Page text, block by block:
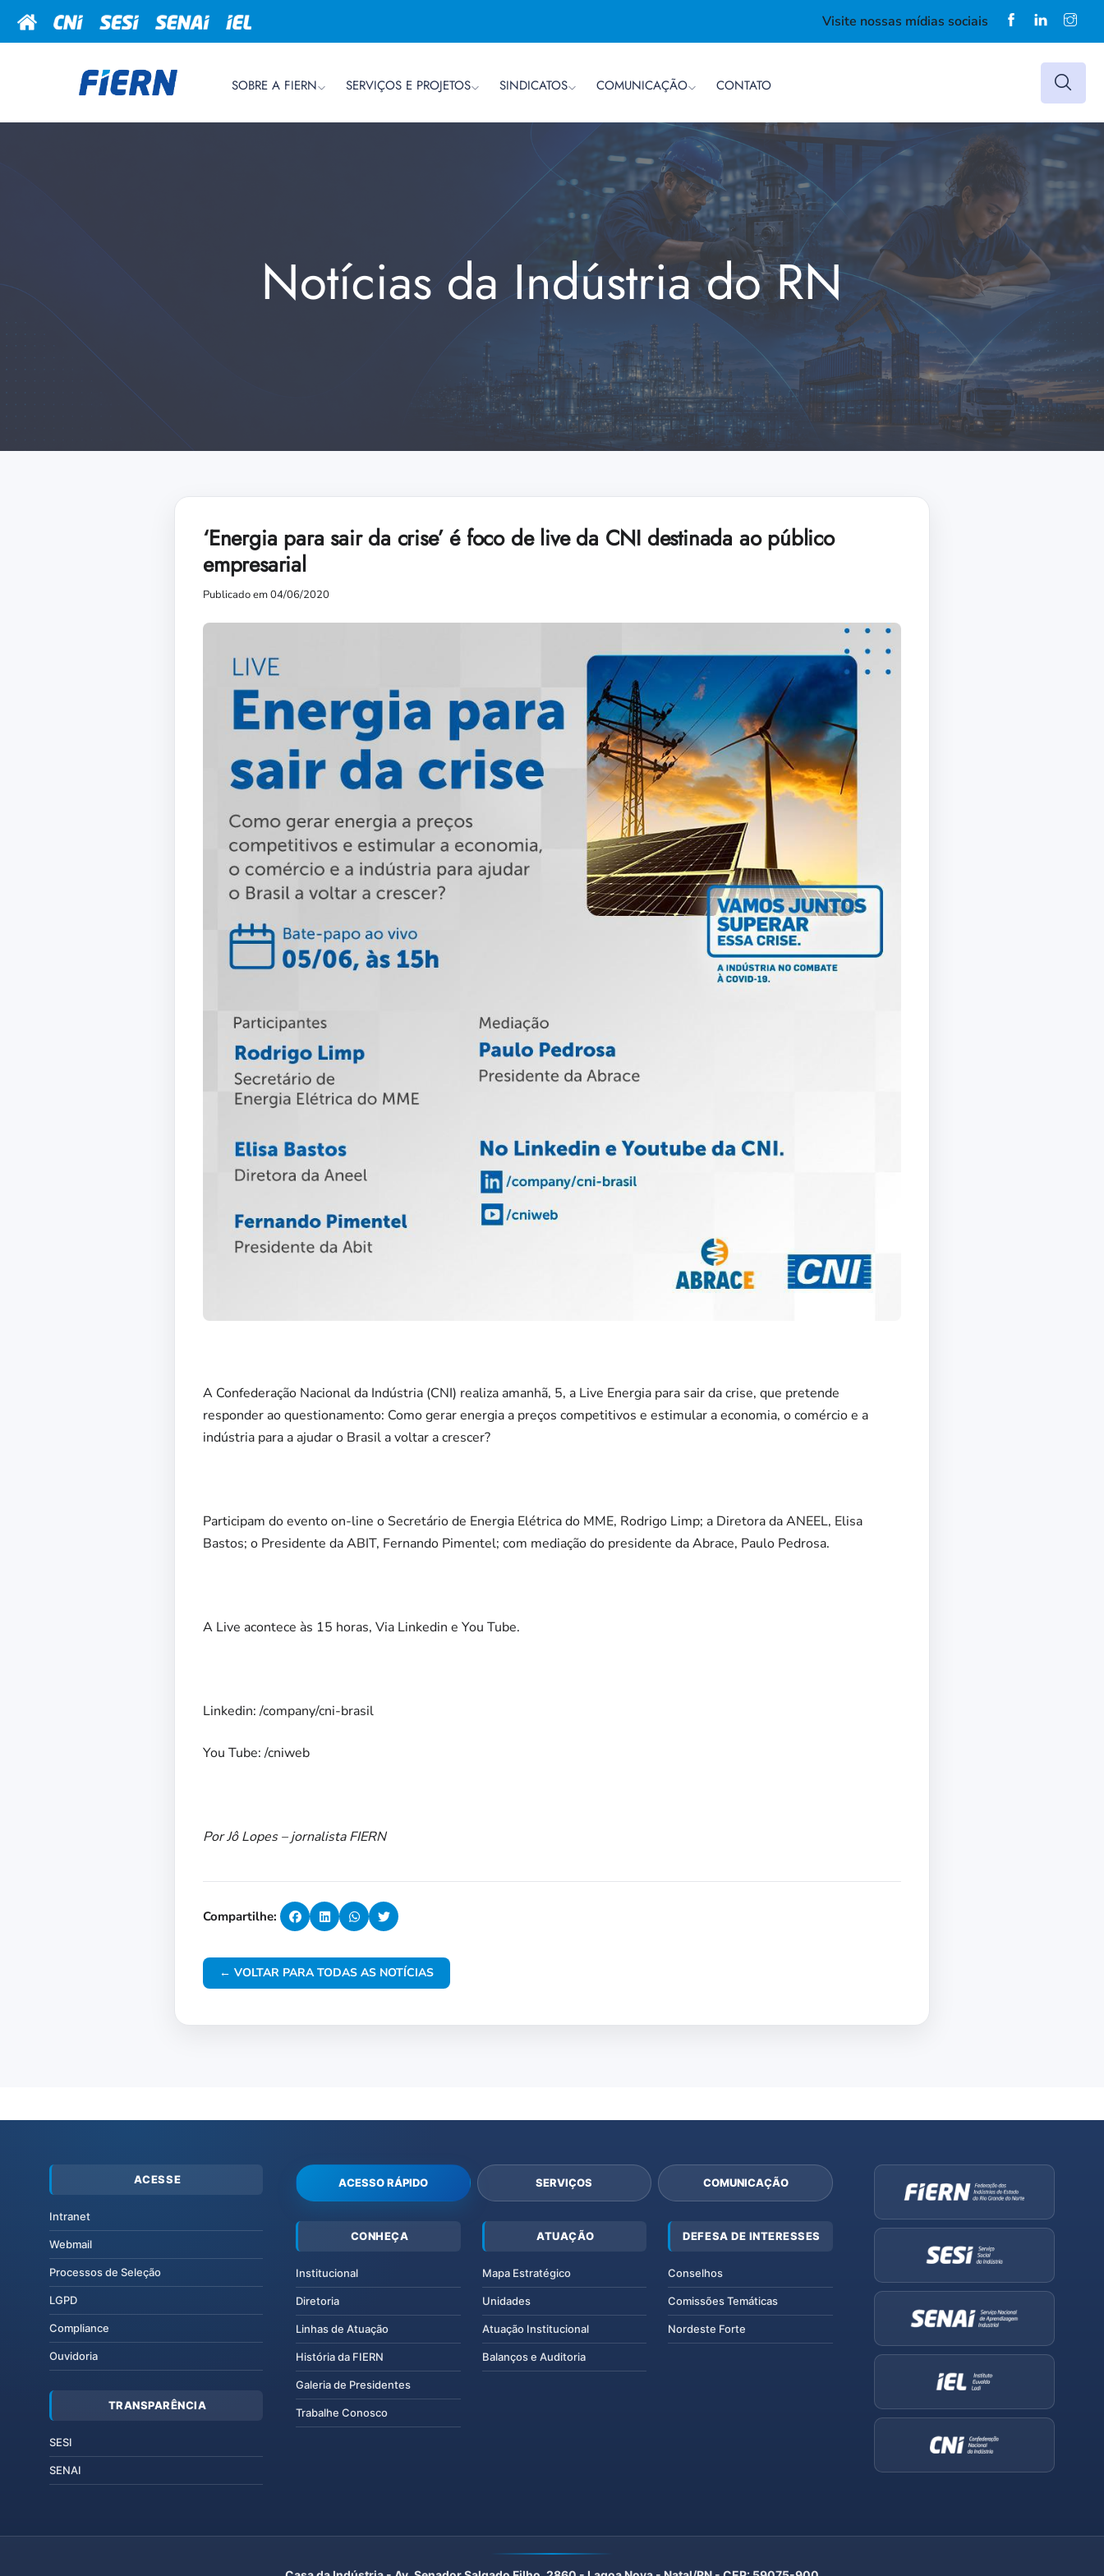
Visite nossas mídias sociais
SOBRE A FIERN SERVIÇOS E PROJETOS SINDICATOS COMUNICAÇÃO CONTATO
Notícias da Indústria do RN
‘Energia para sair da crise’ é foco de live da CNI destinada ao público
empresarial
Publicado em 04/06/2020
A Confederação Nacional da Indústria (CNI) realiza amanhã, 5, a Live Energia para sair da crise, que pretende
responder ao questionamento: Como gerar energia a preços competitivos e estimular a economia, o comércio e a
indústria para a ajudar o Brasil a voltar a crescer?
Participam do evento on-line o Secretário de Energia Elétrica do MME, Rodrigo Limp; a Diretora da ANEEL, Elisa
Bastos; o Presidente da ABIT, Fernando Pimentel; com mediação do presidente da Abrace, Paulo Pedrosa.
A Live acontece às 15 horas, Via Linkedin e You Tube.
Linkedin: /company/cni-brasil
You Tube: /cniweb
Por Jô Lopes – jornalista FIERN
Compartilhe:
← VOLTAR PARA TODAS AS NOTÍCIAS
ACESSE
Intranet
Webmail
Processos de Seleção
LGPD
Compliance
Ouvidoria
TRANSPARÊNCIA
SESI
SENAI
ACESSO RÁPIDO SERVIÇOS COMUNICAÇÃO
CONHEÇA
Institucional
Diretoria
Linhas de Atuação
História da FIERN
Galeria de Presidentes
Trabalhe Conosco
ATUAÇÃO
Mapa Estratégico
Unidades
Atuação Institucional
Balanços e Auditoria
DEFESA DE INTERESSES
Conselhos
Comissões Temáticas
Nordeste Forte